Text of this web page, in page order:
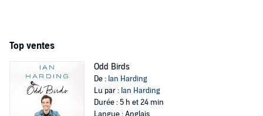
Top ventes
Odd Birds
De : Ian Harding
Lu par : Ian Harding
Durée : 5 h et 24 min